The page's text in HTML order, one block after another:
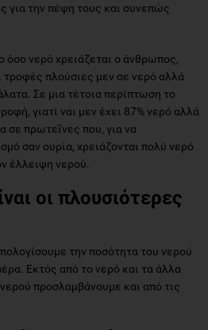
για την πέψη τους και συνεπώς
όσο νερό χρειάζεται ο άνθρωπος,
τροφές πλούσιες μεν σε νερό αλλά
Σε μια τέτοια περίπτωση το
γιατί ναι μεν έχει 87% νερό αλλά
σε πρωτεΐνες που, για να
σαν ουρία, χρειάζονται πολύ νερό
έλλειψη νερού.
οι πλουσιότερες
την ποσότητα του νερού
Εκτός από το νερό και τα άλλα
προσλαμβάνουμε και από τις